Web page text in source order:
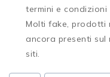
termini e
Molti fake, prodotti
ancora presenti
siti.